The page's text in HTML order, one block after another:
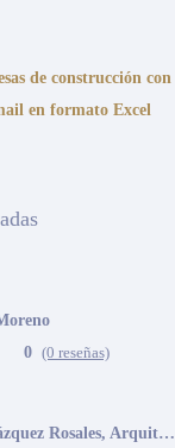
de construcción con
en formato Excel
0 (0 reseñas)
Toño Vázquez Rosales, Arquitecto